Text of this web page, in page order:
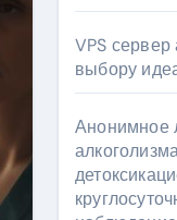
VPS сервер
выбору
Анонимное